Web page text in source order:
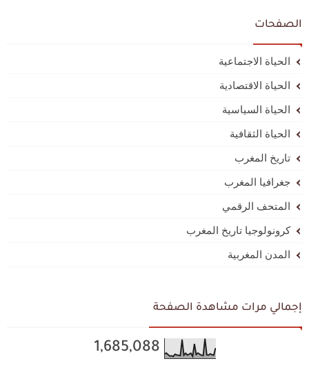
الصفحات
الحياة الاجتماعية
الحياة الاقتصادية
الحياة السياسية
الحياة الثقافية
تاريخ المغرب
جغرافيا المغرب
المتحف الرقمي
كرونولوجيا تاريخ المغرب
المدن المغربية
إجمالي مرات مشاهدة الصفحة
1,685,088